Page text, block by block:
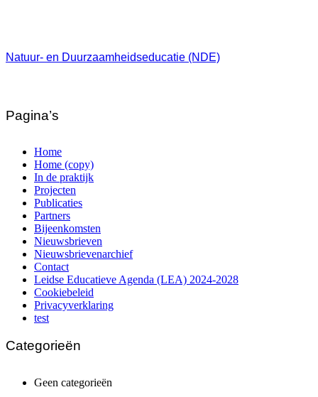
Natuur- en Duurzaamheidseducatie (NDE)
Pagina’s
Home
Home (copy)
In de praktijk
Projecten
Publicaties
Partners
Bijeenkomsten
Nieuwsbrieven
Nieuwsbrievenarchief
Contact
Leidse Educatieve Agenda (LEA) 2024-2028
Cookiebeleid
Privacyverklaring
test
Categorieën
Geen categorieën